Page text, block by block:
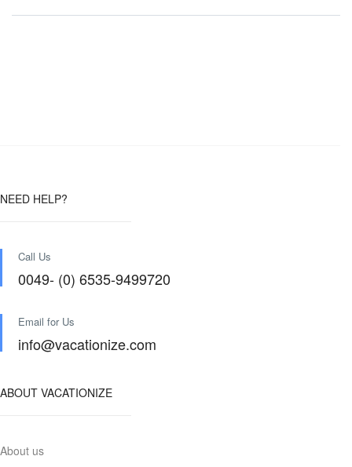
NEED HELP?
Call Us
0049- (0) 6535-9499720
Email for Us
info@vacationize.com
ABOUT VACATIONIZE
About us